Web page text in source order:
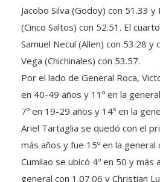
Jacobo Silva (Godoy) con 51.33
(Cinco Saltos) con 52.51. El
Samuel Necul (Allen) con 53.28 y
Vega (Chichinales) con 53.57.
Por el lado de General Roca,
en 40-49 años y 11º en la
7º en 19-29 años y 14º en la
Ariel Tartaglia se quedó con el
más años y fue 15º en la general
Cumilao se ubicó 4º en 50 y más
general con 1.07.06 y Christian